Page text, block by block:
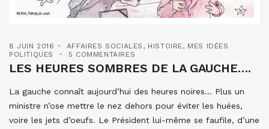
8 JUIN 2016 AFFAIRES SOCIALES , HISTOIRE, MES IDÉES
POLITIQUES
5 COMMENTAIRES
LES HEURES SOMBRES DE LA GAUCHE….
La gauche connaît aujourd’hui des heures noires… Plus un
ministre n’ose mettre le nez dehors pour éviter les huées,
voire les jets d’oeufs. Le Président lui-même se faufile, d’une